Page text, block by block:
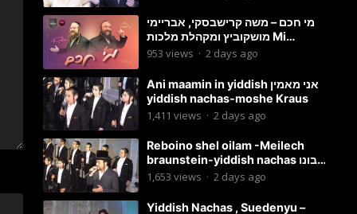
מי חכם – משה קרישבסקי, אבריימי
מושקוביץ ומקהלת מלכות Mi
Chacham I
953 views · 2 days ago
Ani maamin in yiddish אני מאמין
yiddish nachas-moshe Kraus
1,411 views · 2 days ago
Reboino shel oilam -Meilech
braunstein-yiddish nachas רבונו
של עולם
1,653 views · 2 days ago
Yiddish Nachas , Suedenyu –